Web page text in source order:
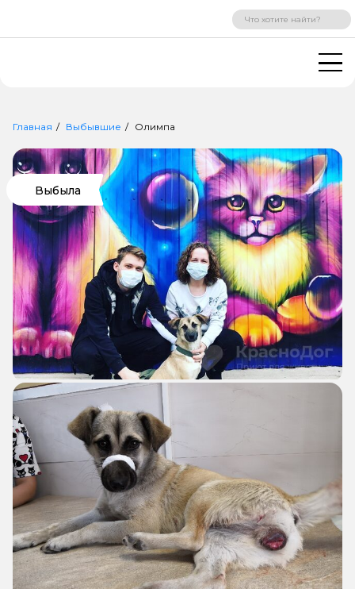
ВХОД РЕГИСТРАЦИЯ
Главная Выбывшие Олимпа
Выбыла